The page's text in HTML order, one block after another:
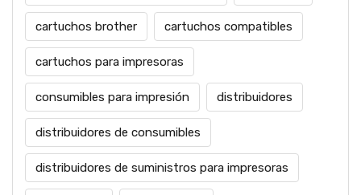
cartuchos brother cartuchos compatibles
cartuchos para impresoras
consumibles para impresión distribuidores
distribuidores de consumibles
distribuidores de suministros para impresoras